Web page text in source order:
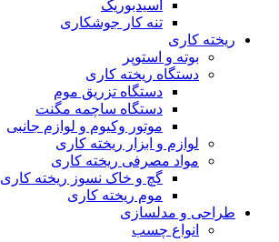
اسیدبوریک
تنه کار جوشکاری
ریخته کاری
بوته و استوپر
دستگاه ریخته کاری
دستگاه تزریق موم
دستگاه ساچمه مگنت
موتور وکیوم و لوازم جانبی
لوازم و ابزار ریخته کاری
مواد مصرفی ریخته کاری
گچ و خاک نسوز ریخته کاری
موم ریخته کاری
طراحی و مدلسازی
انواع چسب